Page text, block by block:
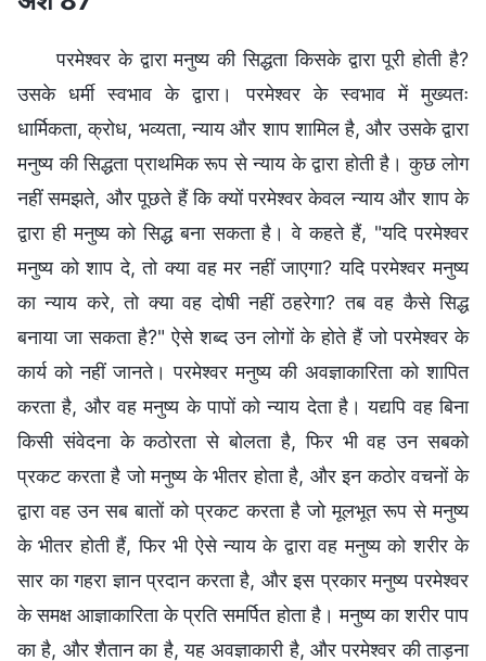
परमेश्वर के द्वारा मनुष्य की सिद्धता किसके द्वारा पूरी होती है?
उसके धर्मी स्वभाव के द्वारा। परमेश्वर के स्वभाव में मुख्यतः
धार्मिकता, क्रोध, भव्यता, न्याय और शाप शामिल है, और उसके द्वारा
मनुष्य की सिद्धता प्राथमिक रूप से न्याय के द्वारा होती है। कुछ लोग
नहीं समझते, और पूछते हैं कि क्यों परमेश्वर केवल न्याय और शाप के
द्वारा ही मनुष्य को सिद्ध बना सकता है। वे कहते हैं, "यदि परमेश्वर
मनुष्य को शाप दे, तो क्या वह मर नहीं जाएगा? यदि परमेश्वर मनुष्य
का न्याय करे, तो क्या वह दोषी नहीं ठहरेगा? तब वह कैसे सिद्ध
बनाया जा सकता है?" ऐसे शब्द उन लोगों के होते हैं जो परमेश्वर के
कार्य को नहीं जानते। परमेश्वर मनुष्य की अवज्ञाकारिता को शापित
करता है, और वह मनुष्य के पापों को न्याय देता है। यद्यपि वह बिना
किसी संवेदना के कठोरता से बोलता है, फिर भी वह उन सबको
प्रकट करता है जो मनुष्य के भीतर होता है, और इन कठोर वचनों के
द्वारा वह उन सब बातों को प्रकट करता है जो मूलभूत रूप से मनुष्य
के भीतर होती हैं, फिर भी ऐसे न्याय के द्वारा वह मनुष्य को शरीर के
सार का गहरा ज्ञान प्रदान करता है, और इस प्रकार मनुष्य परमेश्वर
के समक्ष आज्ञाकारिता के प्रति समर्पित होता है। मनुष्य का शरीर पाप
का है, और शैतान का है, यह अवज्ञाकारी है, और परमेश्वर की ताड़ना